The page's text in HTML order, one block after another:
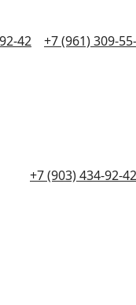
42 +7 (961) 309-
+7 (903) 434-92-42